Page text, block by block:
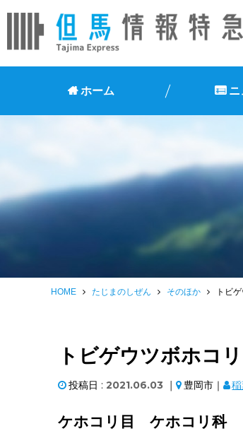
ホーム ニ
HOME たじまのしぜん そのほか トビ
トビゲウツボホコリ
投稿日 : 2021.06.03 ｜ 豊岡市｜
ケホコリ目 ケホコリ